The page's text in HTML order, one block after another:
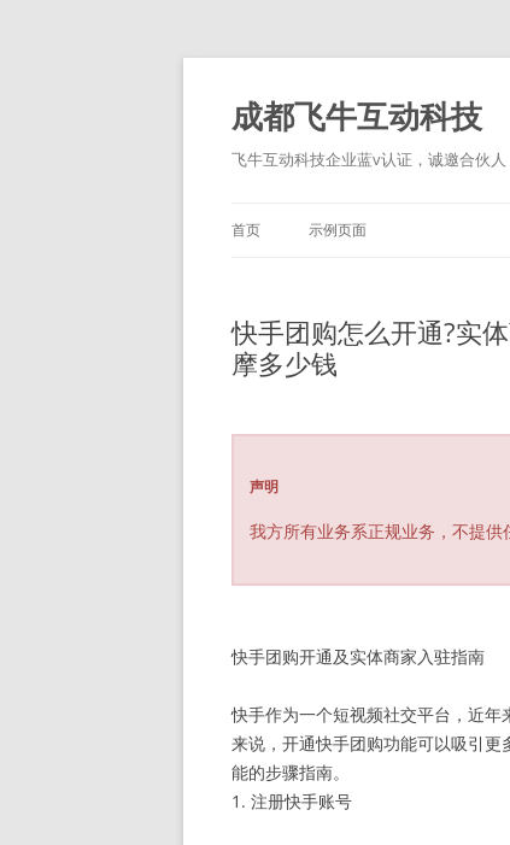
跳
文
成都飞牛互动科技
飞牛互动科技企业蓝v认证，诚邀合伙
首页 示例页面
快手团购怎么开通?实
摩多少钱
声明
我方所有业务系正规业务，不提
快手团购开通及实体商家入驻指南
快手作为一个短视频社交平台，近
来说，开通快手团购功能可以吸引
能的步骤指南。
1. 注册快手账号